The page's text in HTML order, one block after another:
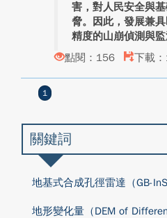
害，對人民安全與
脅。因此，發展兼
精度的山崩偵測與
點閱：156
下載
1
關鍵詞
地基式合成孔徑雷達（GB-
地形變化量（DEM of